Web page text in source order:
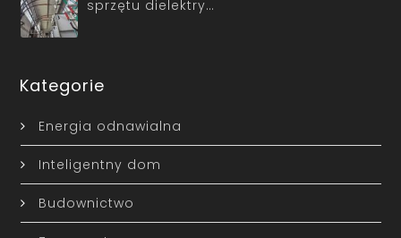
sprzętu dielektry…
Kategorie
Energia odnawialna
Inteligentny dom
Budownictwo